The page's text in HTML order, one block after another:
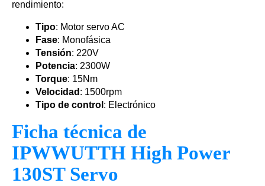
rendimiento:
Tipo: Motor servo AC
Fase: Monofásica
Tensión: 220V
Potencia: 2300W
Torque: 15Nm
Velocidad : 1500rpm
Tipo de control : Electrónico
Ficha técnica de
IPWWUTTH High Power
130ST Servo